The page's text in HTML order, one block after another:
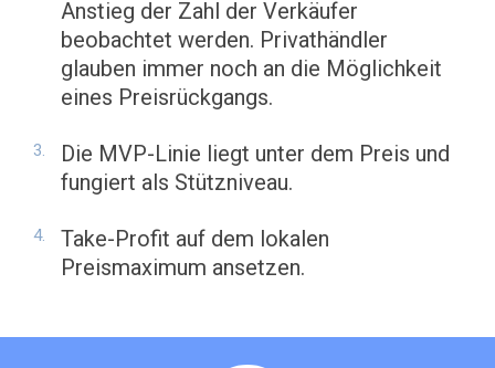
Anstieg der Zahl der Verkäufer
beobachtet werden. Privathändler
glauben immer noch an die Möglichkeit
eines Preisrückgangs.
Die MVP-Linie liegt unter dem Preis und
fungiert als Stützniveau.
Take-Profit auf dem lokalen
Preismaximum ansetzen.